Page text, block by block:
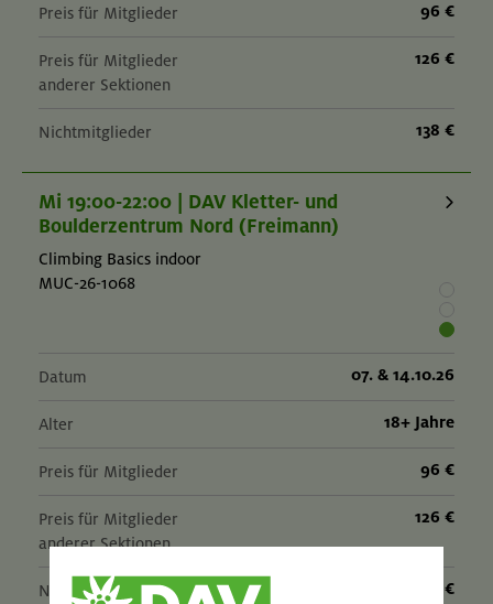
Preis für Mitglieder 96 €
Preis für Mitglieder
anderer Sektionen
126 €
Nichtmitglieder 138 €
Mi 19:00-22:00 | DAV Kletter- und
Boulderzentrum Nord (Freimann)
Climbing Basics indoor
MUC-26-1068
Datum 07. & 14.10.26
Alter 18+ Jahre
Preis für Mitglieder 96 €
Preis für Mitglieder
anderer Sektionen
126 €
Nichtmitglieder 138 €